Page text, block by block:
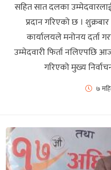
सहित सात दलका
प्रदान गरिएको छ ।
कार्यालयले मनोनय दर्ता
उम्मेदवारी फिर्ता नलिएपछि
गरिएको मुख्य
७